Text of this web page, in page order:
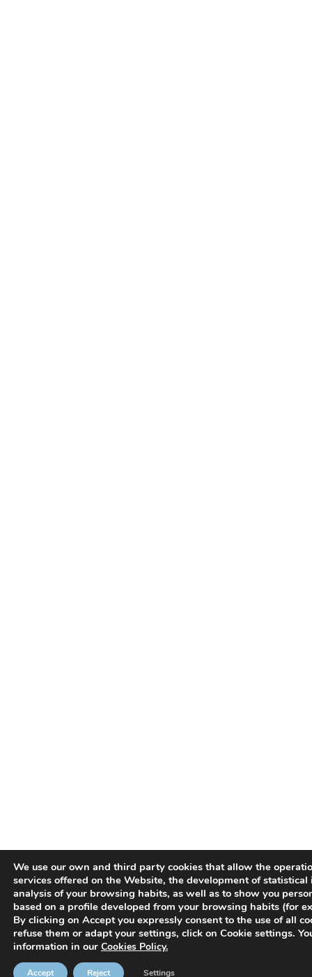
We use our own and third party cookies that allow the
services offered on the Website, the development of
analysis of your browsing habits, as well as to show you
based on a profile developed from your browsing habits (for
By clicking on Accept you expressly consent to the use of all
refuse them or adapt your settings, click on Cookie settings.
information in our Cookies Policy.
Accept Reject Settings